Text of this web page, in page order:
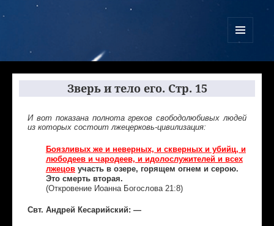
Зверь и тело его. Стр. 15
И вот показана полнота грехов свободолюбивых людей
из которых состоит лжецерковь-цивилизация:
Боязливых же и неверных, и скверных и убийц, и
любодеев и чародеев, и идолослужителей и всех
лжецов участь в озере, горящем огнем и серою.
Это смерть вторая.
(Откровение Иоанна Богослова 21:8)
Свт. Андрей Кесарийский: —